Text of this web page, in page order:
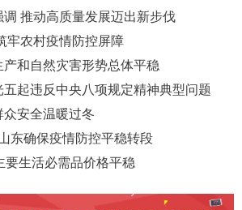
推动高质量发展迈出新步伐
牢农村疫情防控屏障
和自然灾害形势总体平稳
起违反中央八项规定精神典型问题
安全温暖过冬
东确保疫情防控平稳转段
要生活必需品价格平稳